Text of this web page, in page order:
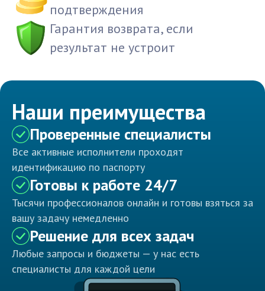
подтверждения
Гарантия возврата, если
результат не устроит
Наши преимущества
Проверенные специалисты
Все активные исполнители проходят
идентификацию по паспорту
Готовы к работе 24/7
Тысячи профессионалов онлайн и готовы взяться за
вашу задачу немедленно
Решение для всех задач
Любые запросы и бюджеты — у нас есть
специалисты для каждой цели